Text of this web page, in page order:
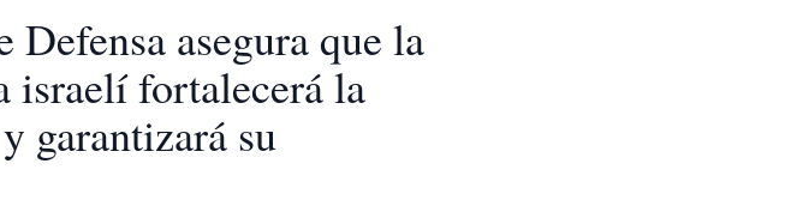
Defensa asegura que la
israelí fortalecerá la
garantizará su